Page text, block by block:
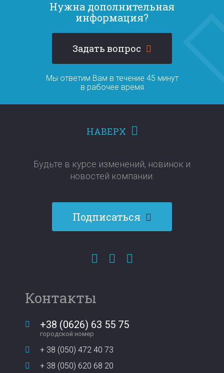
Нужна дополнительная
информация?
Задать вопрос
Мы ответим Вам в течение 45 минут
в рабочее время
НАВЕРХ
Будьте в курсе изменений, новинок и
новостей компании:​​​​​​​
Подписаться
Контакты
+38 (0626) 63 55 75
городской номер
+ 38 (050) 472 40 73
+ 38 (050) 620 68 20